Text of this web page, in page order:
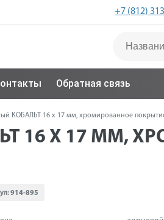
+7 (812)
Обратная связь
КОБАЛЬТ 16 х 17 мм, хромированное
16 Х 17 ММ,
914-895